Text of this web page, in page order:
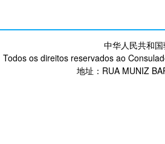
中华人民共和
Todos os direitos reservados ao
地址：RUA MUNIZ